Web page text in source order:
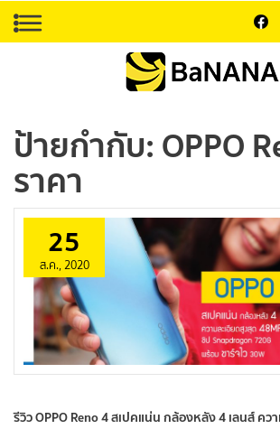
ป้ายกำกับ:OPPO
ราคา
25
ส.ค., 2020
รีวิว OPPO Reno 4 สเปคแน่น กล้องหลัง 4 เลนส์ คว